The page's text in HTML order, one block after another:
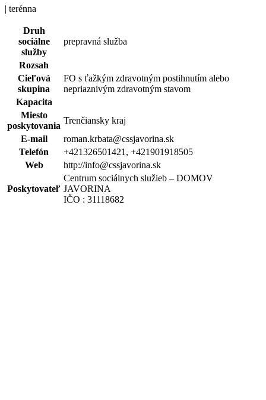
| terénna
Druh
sociálne
služby
prepravná služba
Rozsah
Cieľová
skupina
FO s ťažkým zdravotným postihnutím alebo
nepriaznivým zdravotným stavom
Kapacita
Miesto
poskytovania
Trenčiansky kraj
E-mail
roman.krbata@cssjavorina.sk
Telefón
+421326501421, +421901918505
Web
http://info@cssjavorina.sk
Poskytovateľ
Centrum sociálnych služieb – DOMOV
JAVORINA
IČO : 31118682